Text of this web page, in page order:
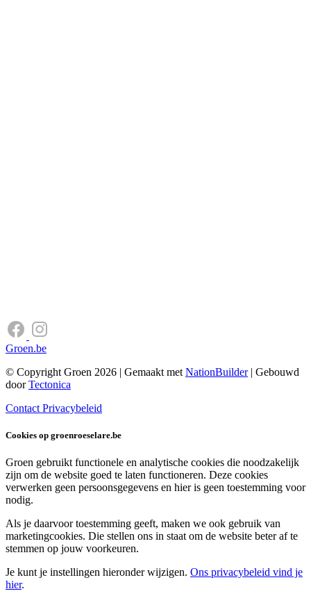
Groen.be
© Copyright Groen 2026 | Gemaakt met NationBuilder| Gebouwd
doorTectonica
Contact Privacybeleid
Cookies op groenroeselare.be
Groen gebruikt functionele en analytische cookies die noodzakelijk
zijn om de website goed te laten functioneren. Deze cookies
verwerken geen persoonsgegevens en hier is geen toestemming voor
nodig.
Als je daarvoor toestemming geeft, maken we ook gebruik van
marketingcookies. Die stellen ons in staat om de website beter af te
stemmen op jouw voorkeuren.
Je kunt je instellingen hieronder wijzigen. Ons privacybeleid vind je
hier.